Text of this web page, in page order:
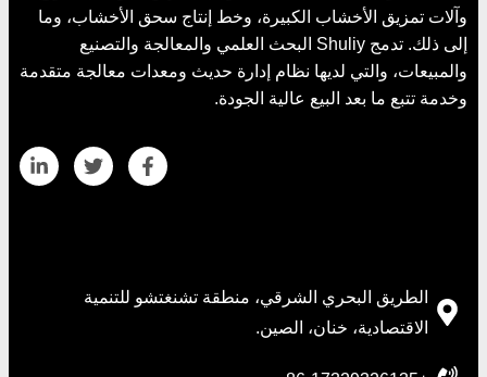
وآلات تمزيق الأخشاب الكبيرة، وخط إنتاج سحق الأخشاب، وما
إلى ذلك. تدمج Shuliy البحث العلمي والمعالجة والتصنيع
والمبيعات، والتي لديها نظام إدارة حديث ومعدات معالجة متقدمة
وخدمة تتبع ما بعد البيع عالية الجودة.
الطريق البحري الشرقي، منطقة تشنغتشو للتنمية
الاقتصادية، خنان، الصين.